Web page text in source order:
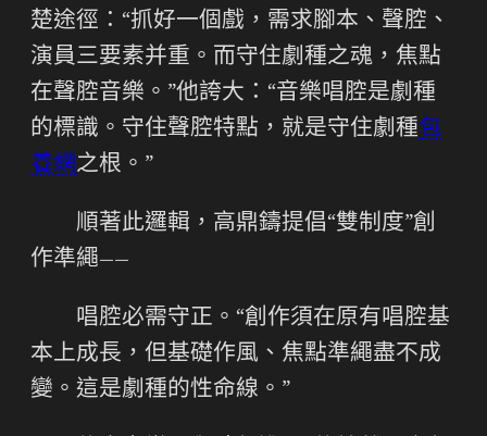
楚途徑：“抓好一個戲，需求腳本、聲腔、
演員三要素并重。而守住劇種之魂，焦點
在聲腔音樂。”他誇大：“音樂唱腔是劇種
的標識。守住聲腔特點，就是守住劇種包
養網之根。”
順著此邏輯，高鼎鑄提倡“雙制度”創
作準繩——
唱腔必需守正。“創作須在原有唱腔基
本上成長，但基礎作風、焦點準繩盡不成
變。這是劇種的性命線。”